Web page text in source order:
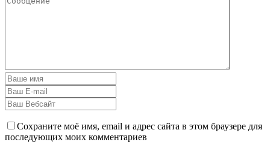
Сохраните моё имя, email и адрес сайта в этом браузере для
последующих моих комментариев